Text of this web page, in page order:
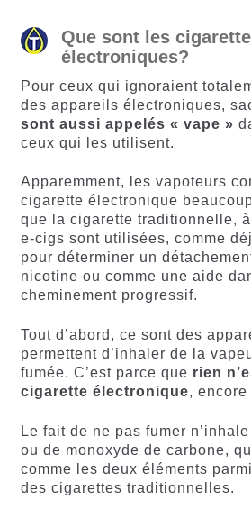
Que sont les
électroniques?
Pour ceux qui ignoraient
des appareils électroniques,
sont aussi appelés « vape »
ceux qui les utilisent.
Apparemment, les vapoteurs
cigarette électronique
que la cigarette traditionnelle,
e-cigs sont utilisées, comme
pour déterminer un
nicotine ou comme une aide
cheminement progressif.
Tout d’abord, ce sont des
permettent d’inhaler de la
fumée. C’est parce que rien
cigarette électronique,
Le fait de ne pas fumer
ou de monoxyde de carbone,
comme les deux éléments
des cigarettes traditionnelles.